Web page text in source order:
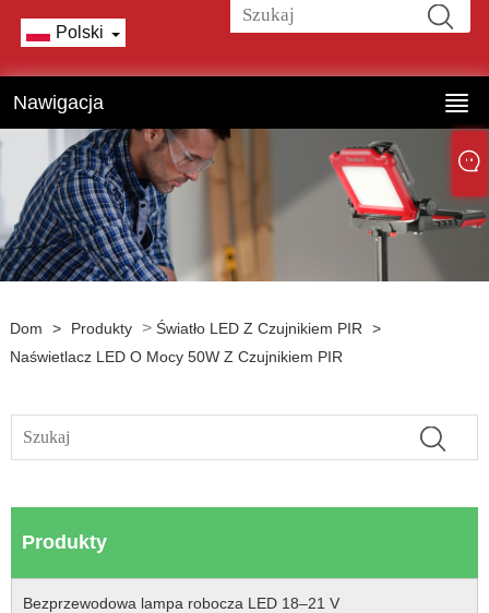
Polski
Nawigacja
Dom > Produkty > Światło LED Z Czujnikiem PIR
>
Naświetlacz LED O Mocy 50W Z Czujnikiem PIR
Produkty
Bezprzewodowa lampa robocza LED 18–21 V